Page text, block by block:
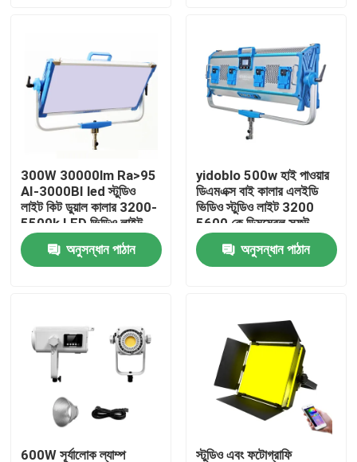
ভিডিও
আমাদের সম্বন্ধে
কারখানা পরিদর্শন
গুণমান নিয়ন্ত্রণ
খবর
LED ভিডিও স্টুডিও লাইট
300W 30000lm Ra>95
AI-3000BI led স্টুডিও
লাইট কিট ডুয়াল কালার 3200-
5500k LED ভিডিও লাইট
300w S60
অনুসন্ধান পাঠান
yidoblo 500w হাই পাওয়ার
ডিএমএক্স বাই কালার এলইডি
ভিডিও স্টুডিও লাইট 3200
5600 কে ডিমমেবল সফট
এলইডি প্যানেল লাইট এস 120
অনুসন্ধান পাঠান
600W সূর্যালোক ল্যাম্প স্টুডিও এবং ফটোগ্রাফি